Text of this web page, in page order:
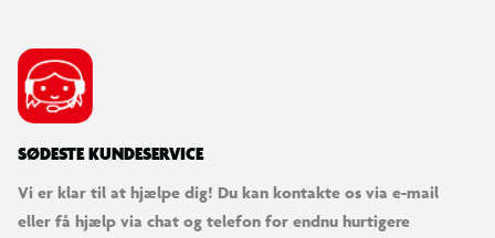
SØDESTE KUNDESERVICE
Vi er klar til at hjælpe dig! Du kan kontakte os via e-mail
eller få hjælp via chat og telefon for endnu hurtigere